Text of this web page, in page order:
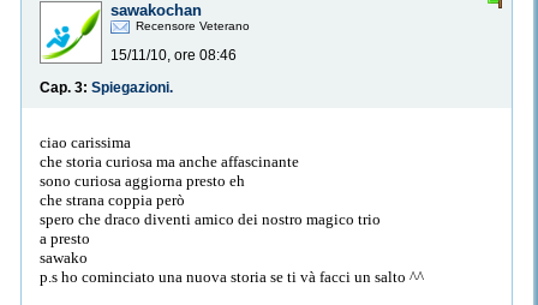
sawakochan
Recensore Veterano
15/11/10, ore 08:46
Cap. 3: Spiegazioni.
ciao carissima
che storia curiosa ma anche affascinante
sono curiosa aggiorna presto eh
che strana coppia però
spero che draco diventi amico dei nostro magico trio
a presto
sawako
p.s ho cominciato una nuova storia se ti và facci un salto ^^